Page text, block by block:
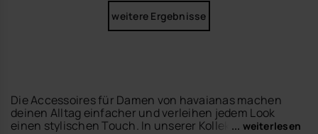
weitere Ergebnisse
Die Accessoires für Damen von havaianas machen
deinen Alltag einfacher und verleihen jedem Look
einen stylischen Touch. In unserer Kollektion findest
... weiterlesen